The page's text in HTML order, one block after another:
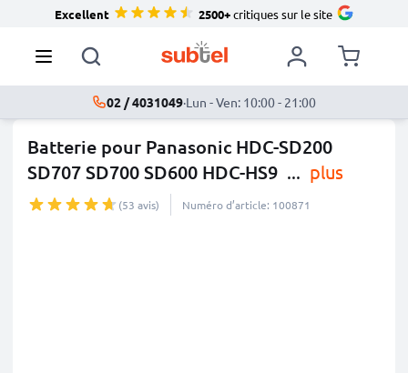
Excellent 2500+critiques sur le site
02 / 4031049·Lun - Ven: 10:00 - 21:00
Batterie pour Panasonic HDC-SD200
SD707 SD700 SD600 HDC-HS9 ... plus
(53 avis) Numéro d’article: 100871